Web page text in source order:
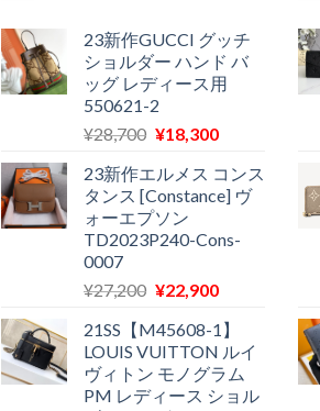
23新作GUCCI グッチ
ショルダー ハンド バ
ッグ レディース用
550621-2
¥28,700 元
価
格
は
¥28,700
し
¥18,300現
の
価
は
で
す。
23新作エルメス コンス
タンス [Constance] ヴ
ォーエプソン
TD2023P240-Cons-
0007
¥27,200 元
価
格
は
¥27,200
¥22,900現
の
価
格
は
21SS【M45608-1】
LOUIS VUITTON ルイ
ヴィトン モノグラム
PM レディース ショル